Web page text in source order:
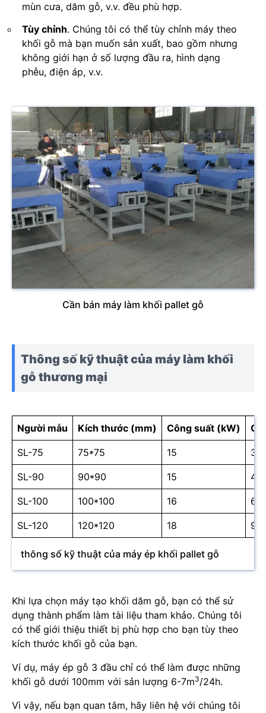
mùn cưa, dăm gỗ, v.v. đều phù hợp.
Tùy chỉnh. Chúng tôi có thể tùy chỉnh máy theo
khối gỗ mà bạn muốn sản xuất, bao gồm nhưng
không giới hạn ở số lượng đầu ra, hình dạng
phễu, điện áp, v.v.
Cần bán máy làm khối pallet gỗ
Thông số kỹ thuật của máy làm khối
gỗ thương mại
Người mẫu Kích thước (mm) Công suất (kW)
SL-75 75*75 15 3.5
SL-90 90*90 15 4
SL-100 100*100 16 6
SL-120 120*120 18 9
thông số kỹ thuật của máy ép khối pallet gỗ
Khi lựa chọn máy tạo khối dăm gỗ, bạn có thể sử
dụng thành phẩm làm tài liệu tham khảo. Chúng tôi
có thể giới thiệu thiết bị phù hợp cho bạn tùy theo
kích thước khối gỗ của bạn.
Ví dụ, máy ép gỗ 3 đầu chỉ có thể làm được những
khối gỗ dưới 100mm với sản lượng 6-7m3/24h.
Vì vậy, nếu bạn quan tâm, hãy liên hệ với chúng tôi